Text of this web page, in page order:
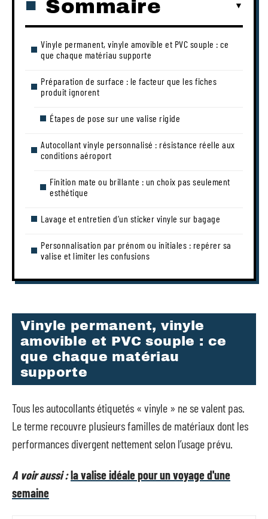
Sommaire
Vinyle permanent, vinyle amovible et PVC souple : ce
que chaque matériau supporte
Préparation de surface : le facteur que les fiches
produit ignorent
Étapes de pose sur une valise rigide
Autocollant vinyle personnalisé : résistance réelle aux
conditions aéroport
Finition mate ou brillante : un choix pas seulement
esthétique
Lavage et entretien d’un sticker vinyle sur bagage
Personnalisation par prénom ou initiales : repérer sa
valise et limiter les confusions
Vinyle permanent, vinyle
amovible et PVC souple : ce
que chaque matériau
supporte
Tous les autocollants étiquetés « vinyle » ne se valent pas.
Le terme recouvre plusieurs familles de matériaux dont les
performances divergent nettement selon l’usage prévu.
A voir aussi :la valise idéale pour un voyage d'une
semaine